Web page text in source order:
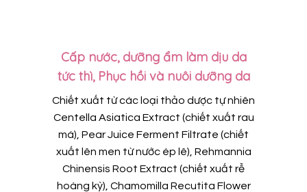
Cấp nước, dưỡng ẩm làm dịu da
tức thì, Phục hồi và nuôi dưỡng da
Chiết xuất từ các loại thảo dược tự nhiên
Centella Asiatica Extract (chiết xuất rau
má), Pear Juice Ferment Filtrate (chiết
xuất lên men từ nước ép lê), Rehmannia
Chinensis Root Extract (chiết xuất rễ
hoàng kỳ), Chamomilla Recutita Flower